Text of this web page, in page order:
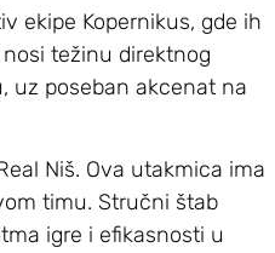
ekipe Kopernikus, gde ih
težinu direktnog
uz poseban akcenat na
Niš. Ova utakmica ima
timu. Stručni štab
igre i efikasnosti u